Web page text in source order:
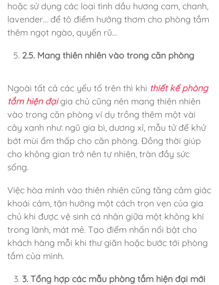
hoặc sử dụng các loại tình dầu hương cam, chanh,
lavender… để tô điểm hưởng thơm cho phòng tắm
thêm ngọt ngào, quyến rũ…
2.5. Mang thiên nhiên vào trong căn phòng
Ngoài tất cả các yếu tố trên thì khi thiết kế phòng
tắm hiện đạigia chủ cũng nên mang thiên nhiên
vào trong căn phòng ví dụ trồng thêm một vài
cây xanh như: ngũ gia bì, dương xỉ, mẫu tử để khử
bớt mùi ẩm thấp cho căn phòng. Đồng thời giúp
cho không gian trở nên tự nhiên, tràn đầy sức
sống.
Việc hòa mình vào thiên nhiên cũng tăng cảm giác
khoái cảm, tận hưởng một cách trọn vẹn của gia
chủ khi được vệ sinh cá nhân giữa một không khí
trong lành, mát mẻ. Tạo điểm nhấn nổi bật cho
khách hàng mỗi khi thư giãn hoặc bước tới phòng
tắm của mình.
3. Tổng hợp các mẫu phòng tắm hiện đại mới